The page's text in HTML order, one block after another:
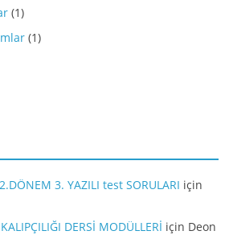
(1)
(1)
3. YAZILI test SORULARI için
DERSİ MODÜLLERİ için Deon